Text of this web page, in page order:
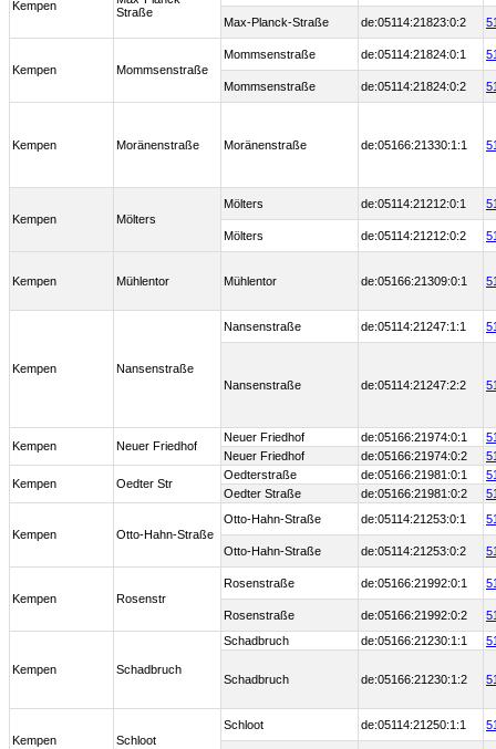
Kempen
Straße
Max-Planck-Straße de:05114:21823:0:2
Kempen Mommsenstraße
Mommsenstraße de:05114:21824:0:1
Mommsenstraße de:05114:21824:0:2
Kempen Moränenstraße Moränenstraße de:05166:21330:1:1
Kempen Mölters
Mölters de:05114:21212:0:1
Mölters de:05114:21212:0:2
Kempen Mühlentor Mühlentor de:05166:21309:0:1
Kempen Nansenstraße
Nansenstraße de:05114:21247:1:1
Nansenstraße de:05114:21247:2:2
Kempen Neuer Friedhof
Neuer Friedhof de:05166:21974:0:1
Neuer Friedhof
de:05166:21974:0:2
Kempen Oedter Str
Oedterstraße de:05166:21981:0:1
Oedter Straße
de:05166:21981:0:2
Kempen Otto-Hahn-Straße
Otto-Hahn-Straße de:05114:21253:0:1
Otto-Hahn-Straße de:05114:21253:0:2
Kempen Rosenstr
Rosenstraße de:05166:21992:0:1
Rosenstraße de:05166:21992:0:2
Kempen Schadbruch
Schadbruch de:05166:21230:1:1
Schadbruch de:05166:21230:1:2
Kempen Schloot
Schloot de:05114:21250:1:1